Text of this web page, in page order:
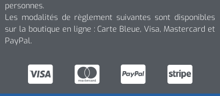
personnes.
Les modalités de règlement suivantes sont disponibles
sur la boutique en ligne : Carte Bleue, Visa, Mastercard et
PayPal.